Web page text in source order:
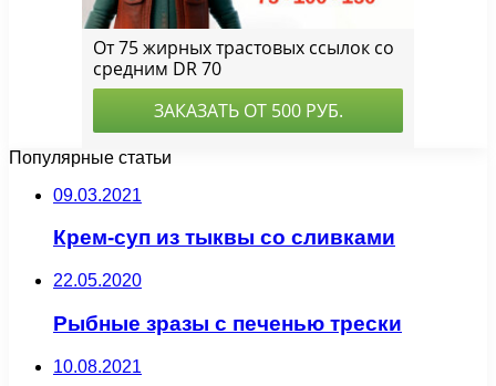
Популярные статьи
09.03.2021
Крем-суп из тыквы со сливками
22.05.2020
Рыбные зразы с печенью трески
10.08.2021